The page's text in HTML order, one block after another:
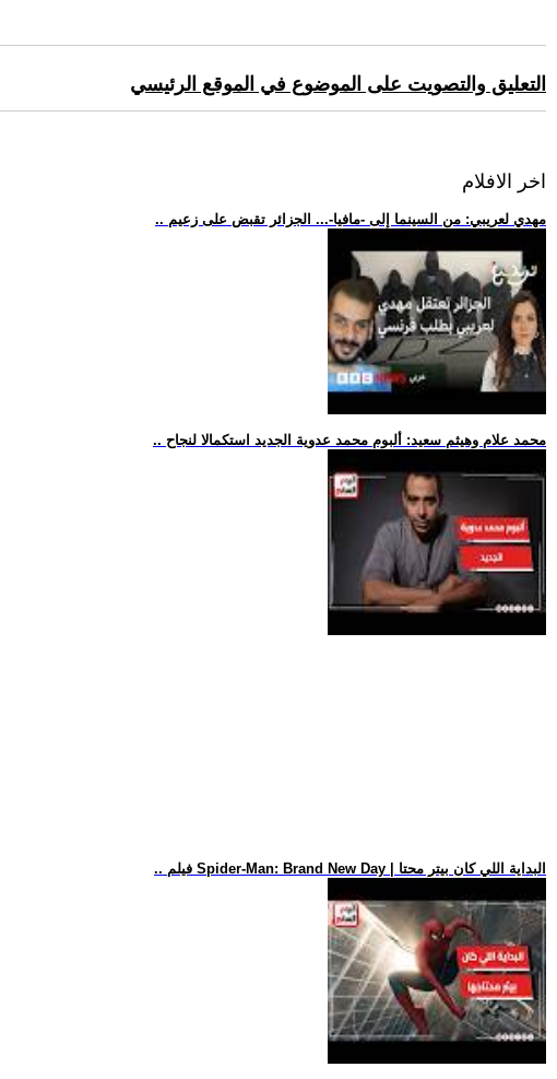
التعليق والتصويت على الموضوع في الموقع الرئيسي
اخر الافلام
.. مهدي لعريبي: من السينما إلى -مافيا-... الجزائر تقبض على زعيم
.. محمد علام وهيثم سعيد: ألبوم محمد عدوية الجديد استكمالا لنجاح
.. فيلم Spider-Man: Brand New Day | البداية اللي كان بيتر محتا